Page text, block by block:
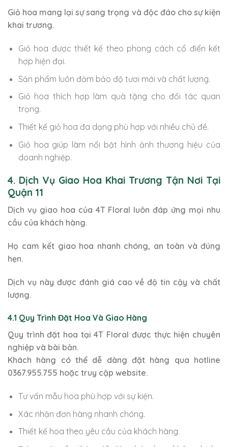
Giỏ hoa mang lại sự sang trọng và độc đáo cho sự kiện
khai trương.
Giỏ hoa được thiết kế theo phong cách cổ điển kết
hợp hiện đại.
Sản phẩm luôn đảm bảo độ tươi mới và chất lượng.
Giỏ hoa thích hợp làm quà tặng cho đối tác quan
trọng.
Thiết kế giỏ hoa đa dạng phù hợp với nhiều chủ đề.
Giỏ hoa giúp làm nổi bật hình ảnh thương hiệu của
doanh nghiệp.
4. Dịch Vụ Giao Hoa Khai Trương Tận Nơi Tại
Quận 11
Dịch vụ giao hoa của 4T Floral luôn đáp ứng mọi nhu
cầu của khách hàng.
Họ cam kết giao hoa nhanh chóng, an toàn và đúng
hẹn.
Dịch vụ này được đánh giá cao về độ tin cậy và chất
lượng.
4.1 Quy Trình Đặt Hoa Và Giao Hàng
Quy trình đặt hoa tại 4T Floral được thực hiện chuyên
nghiệp và bài bản.
Khách hàng có thể dễ dàng đặt hàng qua hotline
0367.955.755 hoặc truy cập website.
Tư vấn mẫu hoa phù hợp với sự kiện.
Xác nhận đơn hàng nhanh chóng.
Thiết kế hoa theo yêu cầu của khách hàng.